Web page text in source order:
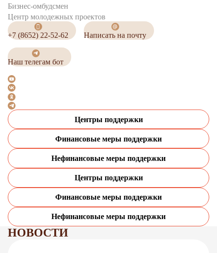
Бизнес-омбудсмен
Центр молодежных проектов
+7 (8652) 22-52-62 Написать на почту
Наш телегам бот
Центры поддержки
Финансовые меры поддержки
Нефинансовые меры поддержки
Центры поддержки
Финансовые меры поддержки
Нефинансовые меры поддержки
НОВОСТИ